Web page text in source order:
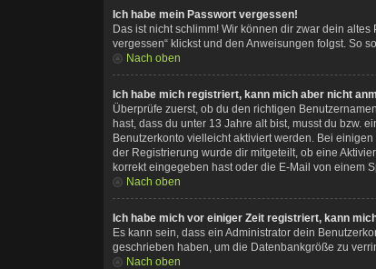
Ich habe mein Passwort vergessen!
Das ist nicht schlimm! Wir können dir zwar dein
vergessen“ klickst und den Anweisungen folgst. So
Nach oben
Ich habe mich registriert, kann mich aber nicht
Überprüfe zuerst, ob du den richtigen
hast, dass du unter 13 Jahre alt bist, musst du bzw.
Benutzerkonto vielleicht aktiviert werden. Bei
der Registrierung wurde dir mitgeteilt, ob eine
korrekt eingegeben hast oder die E-Mail von einem
Nach oben
Ich habe mich vor einiger Zeit registriert, kann
Es kann sein, dass ein Administrator dein
geschrieben haben, um die Datenbankgröße zu
Nach oben